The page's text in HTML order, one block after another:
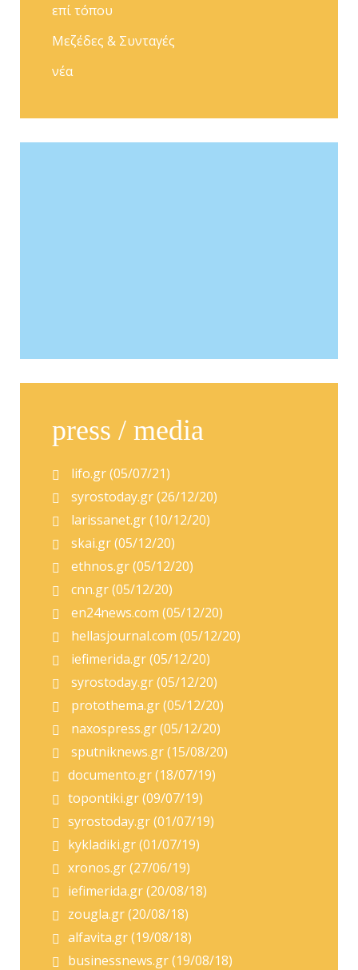
επί τόπου
Μεζέδες & Συνταγές
νέα
press / media
lifo.gr (05/07/21)
syrostoday.gr (26/12/20)
larissanet.gr (10/12/20)
skai.gr (05/12/20)
ethnos.gr (05/12/20)
cnn.gr (05/12/20)
en24news.com (05/12/20)
hellasjournal.com (05/12/20)
iefimerida.gr (05/12/20)
syrostoday.gr (05/12/20)
protothema.gr (05/12/20)
naxospress.gr (05/12/20)
sputniknews.gr (15/08/20)
documento.gr (18/07/19)
topontiki.gr (09/07/19)
syrostoday.gr (01/07/19)
kykladiki.gr (01/07/19)
xronos.gr (27/06/19)
iefimerida.gr (20/08/18)
zougla.gr (20/08/18)
alfavita.gr (19/08/18)
businessnews.gr (19/08/18)